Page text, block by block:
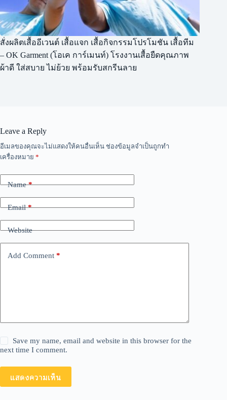
สั่งผลิตเสื้ออีเวนต์ เสื้อแจก เสื้อกิจกรรมโปรโมชัน เสื้อทีม
– OK Garment (โอเค การ์เมนท์) โรงงานเสื้อยืดคุณภาพ
ผ้าดี ใส่สบาย ไม่ย้วย พร้อมรับสกรีนลาย
Leave a Reply
อีเมลของคุณจะไม่แสดงให้คนอื่นเห็น ช่องข้อมูลจำเป็นถูกทำ
เครื่องหมาย *
Name*
Email*
Website
Add Comment *
Save my name, email and website in this browser for the
next time I comment.
แสดงความเห็น
A
l
e
a
t
i
: